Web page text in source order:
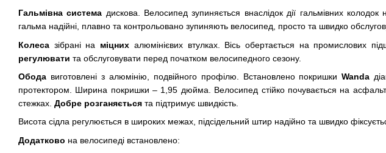
Гальмівна система дискова. Велосипед зупиняється внаслідок дії гальмівних
гальма надійні, плавно та контрольовано зупиняють велосипед, просто та швидко
Колеса зібрані на міцних алюмінієвих втулках. Вісь обертається на промислових
регулювати та обслуговувати перед початком велосипедного сезону.
Обода виготовлені з алюмінію, подвійного профілю. Встановлено покришкиWanda
протектором. Ширина покришки – 1,95 дюйма. Велосипед стійко почувається на
стежках. Добре розганяється та підтримує швидкість.
Висота сідла регулюється в широких межах, підсідельний штир надійно та швидко
Додатково на велосипеді встановлено: